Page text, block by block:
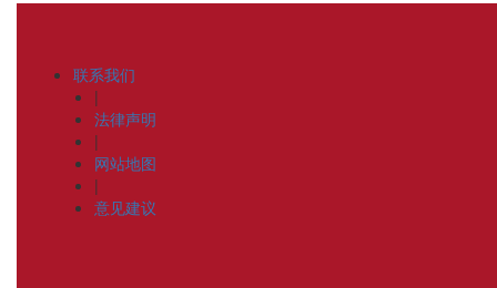
联系我们
|
法律声明
|
网站地图
|
意见建议